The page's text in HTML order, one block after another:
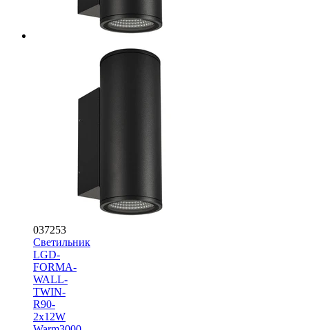
037253
Светильник
LGD-
FORMA-
WALL-
TWIN-
R90-
2x12W